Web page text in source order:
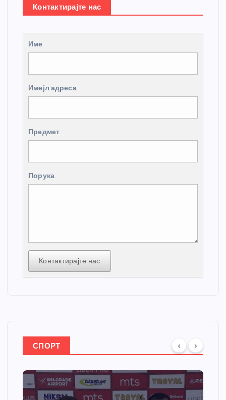
Контактирајте нас
Име
Имејл адреса
Предмет
Порука
Контактирајте нас
СПОРТ